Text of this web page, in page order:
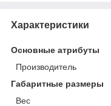
Характеристики
Основные атрибуты
Производитель
Габаритные размеры
Вес